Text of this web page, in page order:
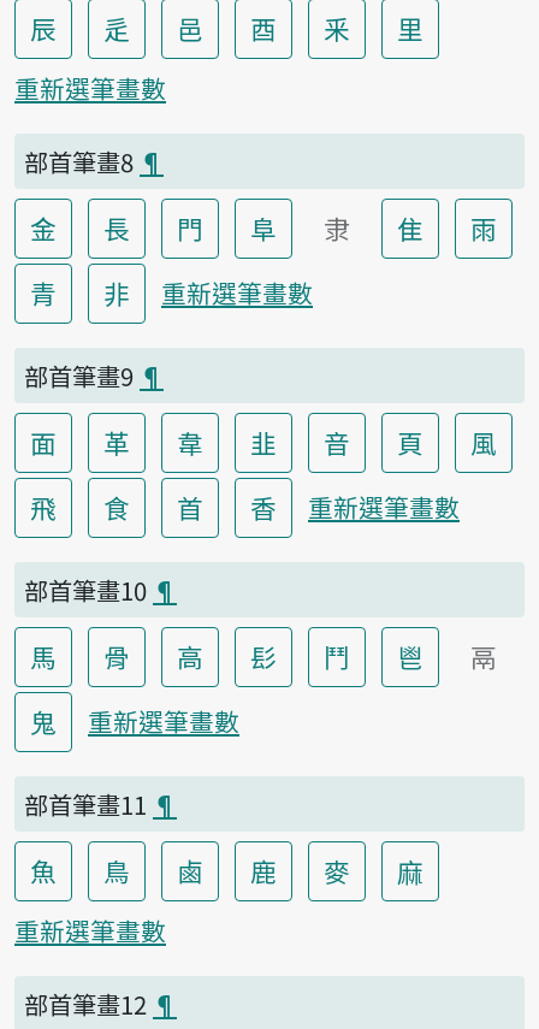
辰
辵 邑 酉 釆 里
重新選筆畫數
部首筆畫8 ¶
金 長 門 阜 隶 隹
雨
青
非 重新選筆畫數
部首筆畫9 ¶
面 革 韋 韭 音 頁
風
飛
食 首 香 重新選筆畫數
部首筆畫10 ¶
馬 骨 高 髟 鬥 鬯
鬲
鬼
重新選筆畫數
部首筆畫11 ¶
魚 鳥 鹵 鹿 麥 麻
重新選筆畫數
部首筆畫12 ¶